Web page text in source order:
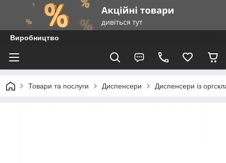
Виробництво
Товари та послуги Диспенсери Диспенсери із